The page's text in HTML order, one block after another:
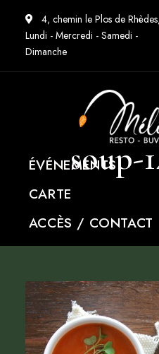
4, chemin le Plos de
Lundi - Mercredi - Samedi -
Dimanche
ÉVÉNEMENTS
CARTE
ACCÈS / CONTACT
soup-